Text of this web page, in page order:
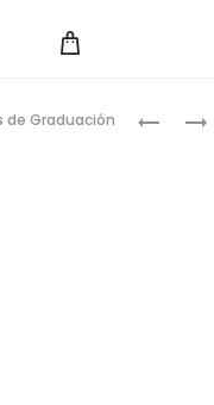
+34 689 958 070
de Graduación